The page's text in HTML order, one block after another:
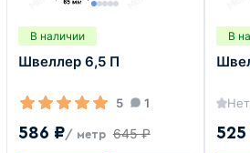
В наличии
Швеллер 6,5 П
5 1
586 ₽/ метр 645 ₽
В
525